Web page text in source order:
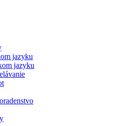
jazyku
jazyku